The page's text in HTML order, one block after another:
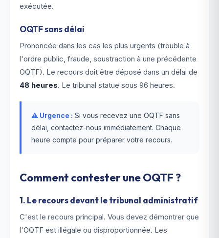
exécutée.
OQTF sans délai
Prononcée dans les cas les plus urgents (trouble à
l'ordre public, fraude, soustraction à une précédente
OQTF). Le recours doit être déposé dans un délai de
48 heures. Le tribunal statue sous 96 heures.
⚠️ Urgence : Si vous recevez une OQTF sans
délai, contactez-nous immédiatement. Chaque
heure compte pour préparer votre recours.
Comment contester une OQTF ?
1. Le recours devant le tribunal administratif
C'est le recours principal. Vous devez démontrer que
l'OQTF est illégale ou disproportionnée. Les